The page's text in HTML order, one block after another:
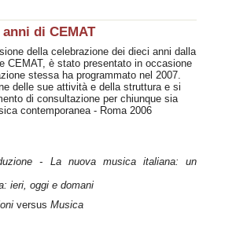
di CEMAT
della celebrazione dei dieci anni dalla
CEMAT, è stato presentato in occasione
stessa ha programmato nel 2007.
delle sue attività e della struttura e si
di consultazione per chiunque sia
contemporanea - Roma 2006
- La nuova musica italiana: un
ieri, oggi e domani
versus Musica